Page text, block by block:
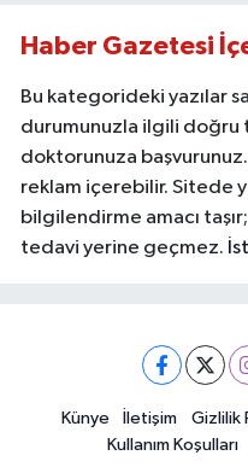
Haber Gazetesi
Bu kategorideki yazılar
durumunuzla ilgili doğru
doktorunuza
reklam içerebilir. Sitede
bilgilendirme amacı
tedavi yerine geçmez.
Künye İletişim Gizlilik
Kullanım Koşulları